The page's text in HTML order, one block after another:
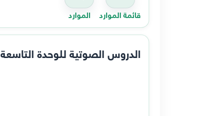
قائمة الموارد الموارد
الدروس الصوتية للوحدة التاسعة